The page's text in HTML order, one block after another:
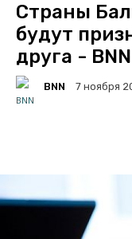
Страны
будут
друга -
BNN 7 ноября